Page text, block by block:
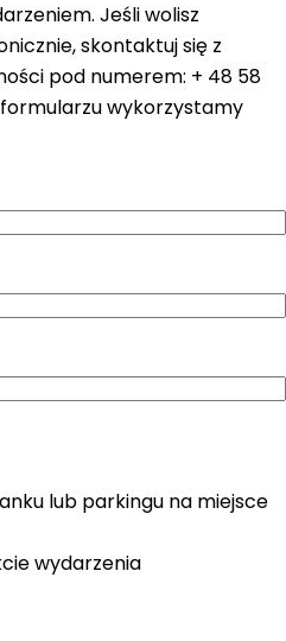
Jeśli wolisz
skontaktuj się z
pod numerem: + 48 58
wykorzystamy
lub parkingu na miejsce
wydarzenia